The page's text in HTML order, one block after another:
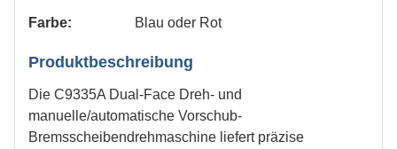
Farbe: Blau oder Rot
Produktbeschreibung
Die C9335A Dual-Face Dreh- und
manuelle/automatische Vorschub-
Bremsscheibendrehmaschine liefert präzise